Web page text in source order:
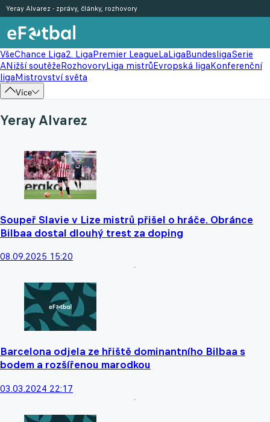
VšeChance Liga2. LigaPremier LeagueLaLigaBundesligaSerie
ANižší soutěžeRozhovoryLiga mistrůEvropská ligaKonferenční
ligaMistrovství světa
Více
Yeray Alvarez - zprávy, články, rozhovory
Yeray Alvarez
Soupeř Slavie v Lize mistrů přišel o hráče. Obránce
Bilbaa dostal dlouhý trest za doping
08.09.2025 15:20
Barcelona odjela ze hřiště dominantního Bilbaa s
bodem a rozšířenou marodkou
03.03.2024 22:17